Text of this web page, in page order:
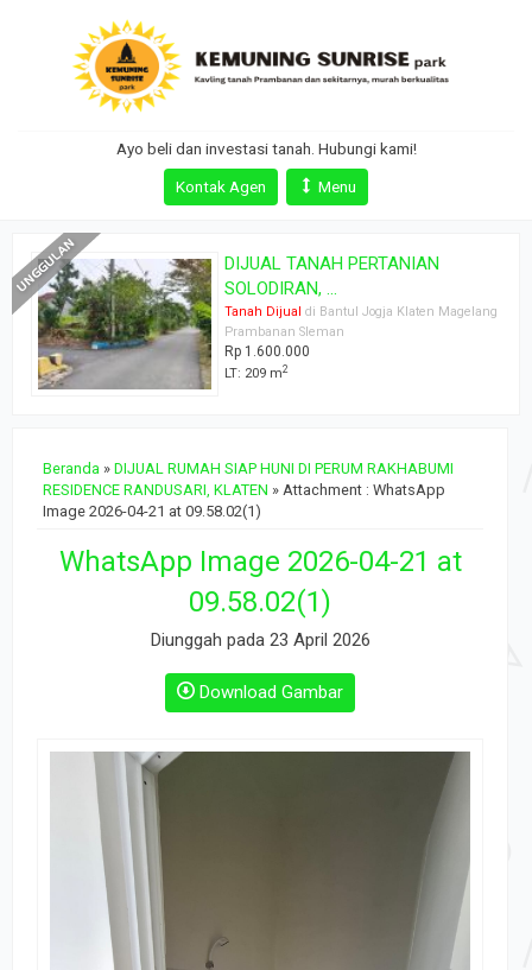
Ayo beli dan investasi tanah. Hubungi kami!
Kontak Agen
Menu
DIJUAL TANAH PERTANIAN
SOLODIRAN, ...
Tanah Dijual di Bantul Jogja Klaten Magelang
Prambanan Sleman
Rp 1.600.000
LT: 209 m2
Beranda » DIJUAL RUMAH SIAP HUNI DI PERUM RAKHABUMI
RESIDENCE RANDUSARI, KLATEN » Attachment : WhatsApp
Image 2026-04-21 at 09.58.02(1)
WhatsApp Image 2026-04-21 at
09.58.02(1)
Diunggah pada 23 April 2026
Download Gambar